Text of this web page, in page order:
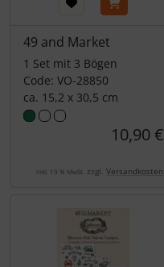
49 and Market
1 Set mit 3 Bögen
Code: VO-28850
ca. 15,2 x 30,5 cm
10,90 €
inkl. 19 % MwSt. zzgl. Versandkosten